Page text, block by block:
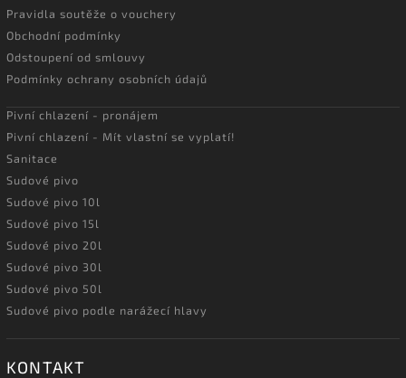
Pravidla soutěže o vouchery
Obchodní podmínky
Odstoupení od smlouvy
Podmínky ochrany osobních údajů
Pivní chlazení - pronájem
Pivní chlazení - Mít vlastní se vyplatí!
Sanitace
Sudové pivo
Sudové pivo 10l
Sudové pivo 15l
Sudové pivo 20l
Sudové pivo 30l
Sudové pivo 50l
Sudové pivo podle narážecí hlavy
KONTAKT